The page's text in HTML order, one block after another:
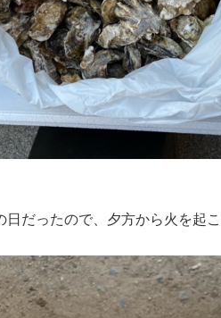
日だったので、夕方から火を起